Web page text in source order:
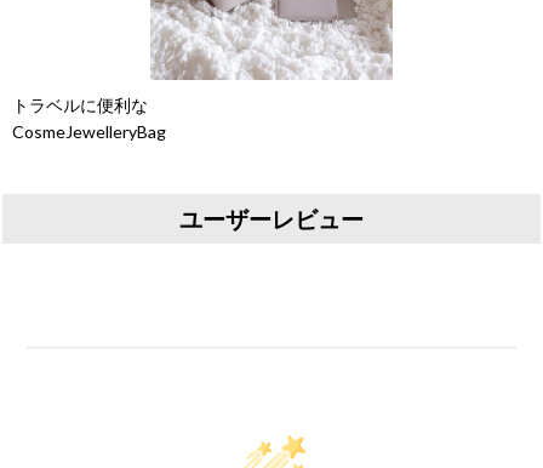
トラベルに便利な
CosmeJewelleryBag
ユーザーレビュー